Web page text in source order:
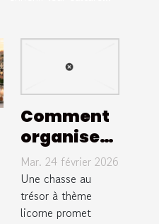
Comment
organiser
une
chasse au
trésor à
thème
Mar. 24 février 2026
Une chasse au
trésor à thème
licorne promet